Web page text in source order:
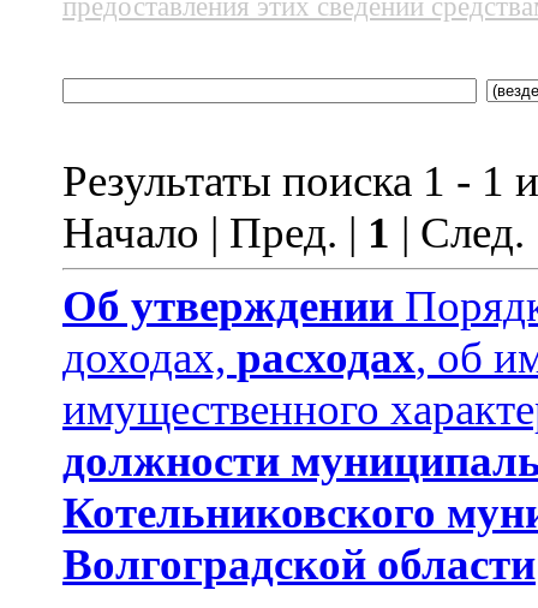
предоставления этих сведений
Результаты поиска 1 - 1
Начало | Пред. | 1 |
Об утверждении
доходах, расходах, об
имущественного
должности
Котельниковского
Волгоградской области